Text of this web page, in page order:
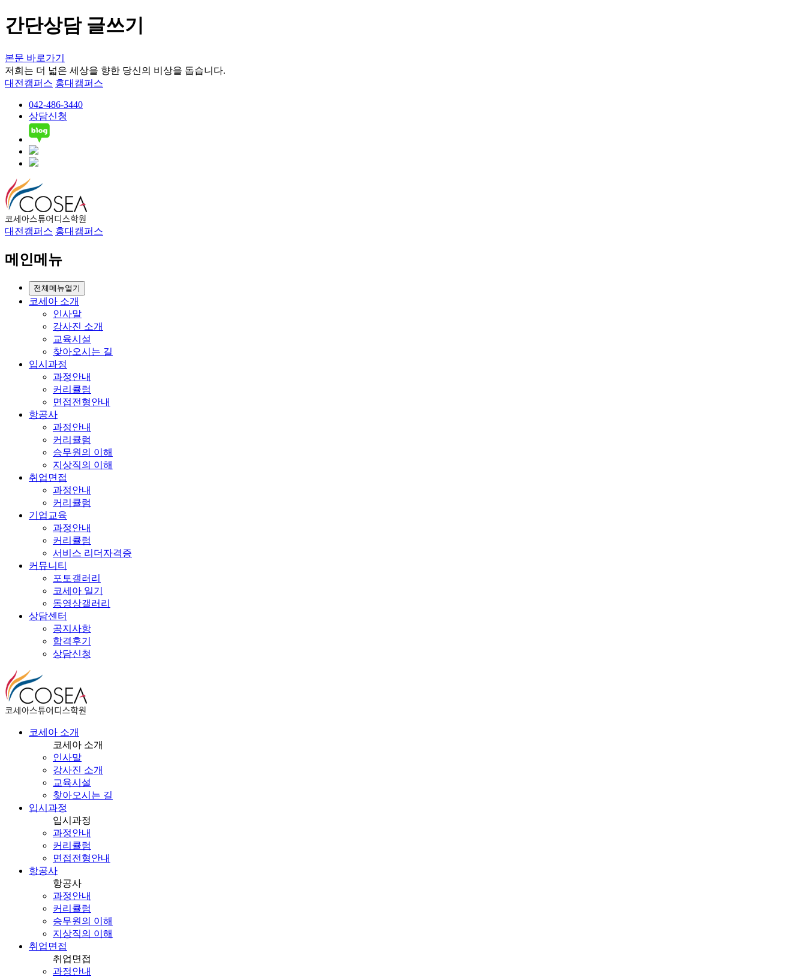
간단상담 글쓰기
본문 바로가기
저희는 더 넓은 세상을 향한 당신의 비상을 돕습니다.
대전캠퍼스 홍대캠퍼스
042-486-3440
상담신청
대전캠퍼스 홍대캠퍼스
메인메뉴
전체메뉴열기
코세아 소개
인사말
강사진 소개
교육시설
찾아오시는 길
입시과정
과정안내
커리큘럼
면접전형안내
항공사
과정안내
커리큘럼
승무원의 이해
지상직의 이해
취업면접
과정안내
커리큘럼
기업교육
과정안내
커리큘럼
서비스 리더자격증
커뮤니티
포토갤러리
코세아 일기
동영상갤러리
상담센터
공지사항
합격후기
상담신청
코세아 소개
코세아 소개
인사말
강사진 소개
교육시설
찾아오시는 길
입시과정
입시과정
과정안내
커리큘럼
면접전형안내
항공사
항공사
과정안내
커리큘럼
승무원의 이해
지상직의 이해
취업면접
취업면접
과정안내